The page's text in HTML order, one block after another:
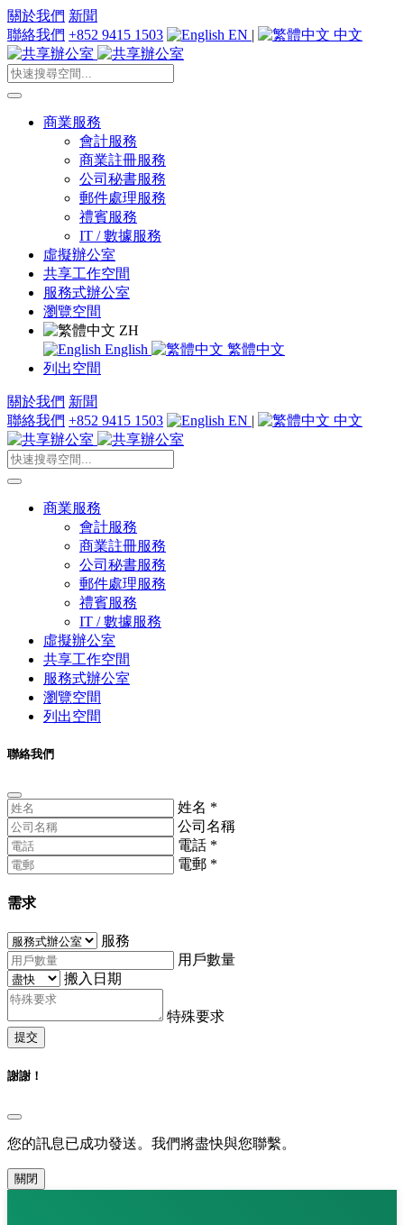
關於我們 新聞
聯絡我們 +852 9415 1503 EN | 中文
商業服務
會計服務
商業註冊服務
公司秘書服務
郵件處理服務
禮賓服務
IT / 數據服務
虛擬辦公室
共享工作空間
服務式辦公室
瀏覽空間
ZH
English
繁體中文
列出空間
關於我們 新聞
聯絡我們 +852 9415 1503 EN | 中文
商業服務
會計服務
商業註冊服務
公司秘書服務
郵件處理服務
禮賓服務
IT / 數據服務
虛擬辦公室
共享工作空間
服務式辦公室
瀏覽空間
列出空間
聯絡我們
姓名 *
公司名稱
電話 *
電郵 *
需求
服務
用戶數量
搬入日期
特殊要求
提交
謝謝！
您的訊息已成功發送。我們將盡快與您聯繫。
關閉